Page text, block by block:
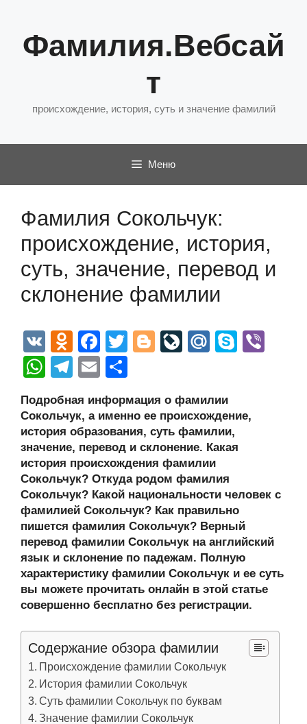
содержимому
Фамилия.Вебсай
т
происхождение, история, суть и значение фамилий
Меню
Фамилия Сокольчук:
происхождение, история,
суть, значение, перевод и
склонение фамилии
V
K
O
d
n
o
kl
a
ss
ni
ki
F
a
c
e
b
o
o
k
T
er
Bl
g
er
Li
J
o
ur
n
al
M
u
S
e
W
at
s
A
p
p
T
e
gr
a
m
E
ail р
а
в
и
ть
Подробная информация о фамилии
Сокольчук, а именно ее происхождение,
история образования, суть фамилии,
значение, перевод и склонение. Какая
история происхождения фамилии
Сокольчук? Откуда родом фамилия
Сокольчук? Какой национальности человек с
фамилией Сокольчук? Как правильно
пишется фамилия Сокольчук? Верный
перевод фамилии Сокольчук на английский
язык и склонение по падежам. Полную
характеристику фамилии Сокольчук и ее суть
вы можете прочитать онлайн в этой статье
совершенно бесплатно без регистрации.
Содержание обзора фамилии
Происхождение фамилии Сокольчук
История фамилии Сокольчук
Суть фамилии Сокольчук по буквам
Значение фамилии Сокольчук